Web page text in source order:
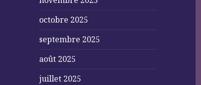
octobre 2025
septembre 2025
août 2025
juillet 2025